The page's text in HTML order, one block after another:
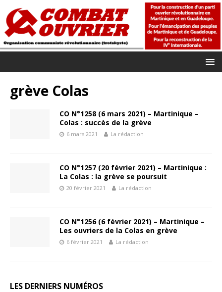
grève Colas
CO N°1258 (6 mars 2021) – Martinique –
Colas : succès de la grève
6 mars 2021 La rédaction
CO N°1257 (20 février 2021) – Martinique :
La Colas : la grève se poursuit
20 février 2021 La rédaction
CO N°1256 (6 février 2021) – Martinique –
Les ouvriers de la Colas en grève
6 février 2021 La rédaction
LES DERNIERS NUMÉROS